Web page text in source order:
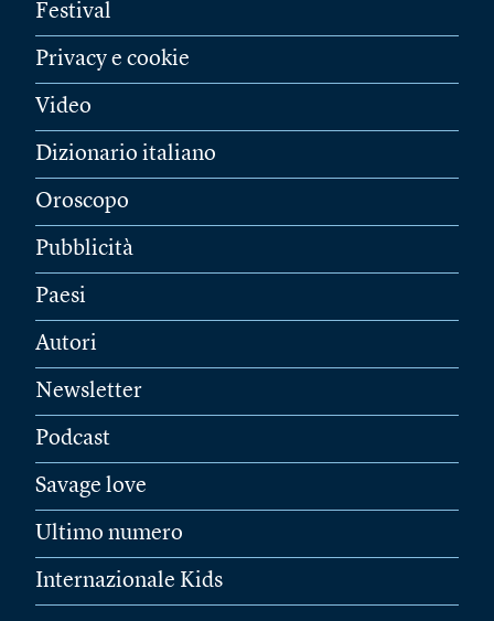
Festival
Privacy e cookie
Video
Dizionario italiano
Oroscopo
Pubblicità
Paesi
Autori
Newsletter
Podcast
Savage love
Ultimo numero
Internazionale Kids